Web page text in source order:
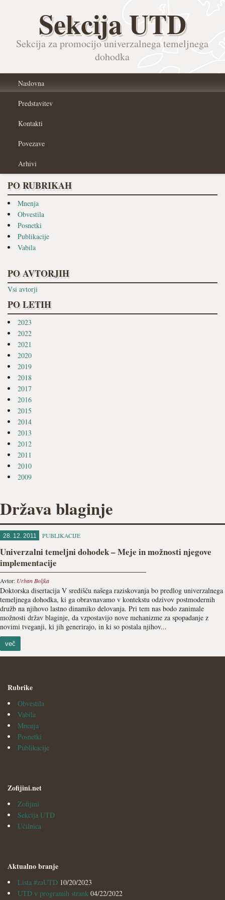
Sekcija UTD
Sekcija za promocijo univerzalnega temeljnega
dohodka
Naslovna
Predstavitev
Kontakti
Povezave
Arhivi
PO RUBRIKAH
Mnenja
Obvestila
Posnetki
Publikacije
Vabila
PO AVTORJIH
Vsi avtorji
PO LETIH
2023
2022
2021
2020
2019
2018
2017
2016
2015
2014
2013
2012
2011
2010
2009
Država blaginje
28. 12. 2011 PUBLIKACIJE
Univerzalni temeljni dohodek – Meje in možnosti njegove
implementacije
Avtor: Urban Boljka
Doktorska disertacija V središču našega raziskovanja bo predlog univerzalnega
temeljnega dohodka, ki ga obravnavamo v kontekstu odzivov postmodernih
družb na njihovo lastno dinamiko delovanja. Pri tem nas bodo zanimale
možnosti držav blaginje, da vzpostavijo nove mehanizme za spopadanje z
novimi tveganji, ki jih generirajo, in ki so postala njihov...
več
Rubrike
Obvestila
Vabila
Mnenja
Posnetki
Publikacije
Zofijini.net
Zofijini
Sekcija UTD
Učilnica
Aktualno branje
Lista #zaUTD 10/20/2023
UTD v programih strank 04/22/2022